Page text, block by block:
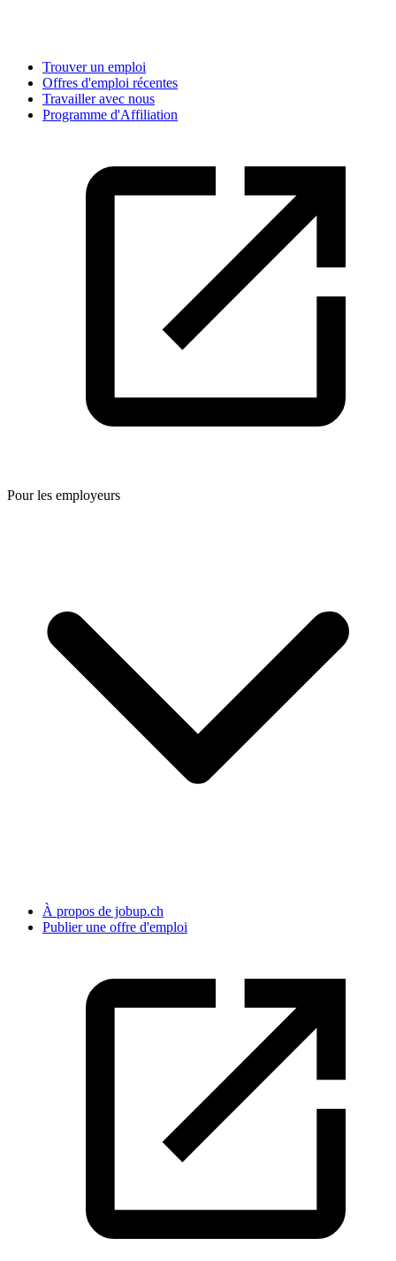
Trouver un emploi
Offres d'emploi récentes
Travailler avec nous
Programme d'Affiliation
Pour les employeurs
À propos de jobup.ch
Publier une offre d'emploi